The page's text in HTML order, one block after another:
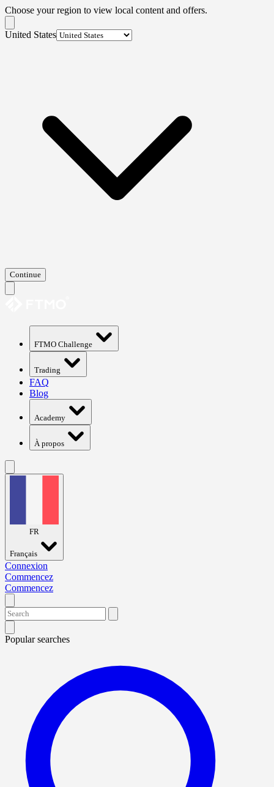
Choose your region to view local content and offers.
United States
Continue
FTMO Challenge
Trading
FAQ
Blog
Academy
À propos
FR
Français
Connexion
Commencez
Commencez
Popular searches